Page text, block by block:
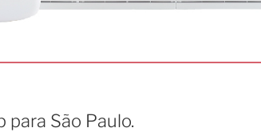
São Paulo.